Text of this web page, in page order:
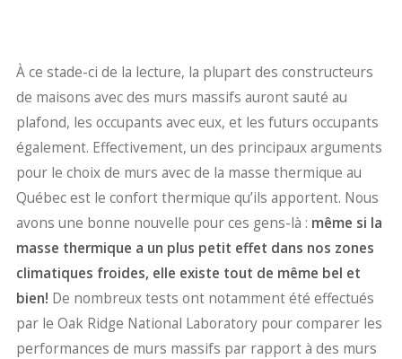
À ce stade-ci de la lecture, la plupart des constructeurs
de maisons avec des murs massifs auront sauté au
plafond, les occupants avec eux, et les futurs occupants
également. Effectivement, un des principaux arguments
pour le choix de murs avec de la masse thermique au
Québec est le confort thermique qu’ils apportent. Nous
avons une bonne nouvelle pour ces gens-là : même si la
masse thermique a un plus petit effet dans nos zones
climatiques froides, elle existe tout de même bel et
bien! De nombreux tests ont notamment été effectués
par le Oak Ridge National Laboratory pour comparer les
performances de murs massifs par rapport à des murs